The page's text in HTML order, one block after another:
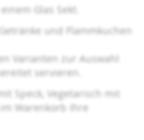
Glas Sekt.
und Flammkuchen
Varianten zur Auswahl
servieren.
Speck, Vegetarisch mit
Warenkorb Ihre